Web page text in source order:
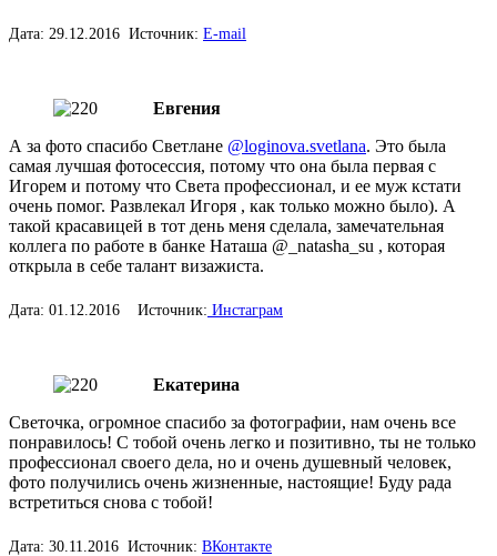
Дата: 29.12.2016 Источник: E-mail
Евгения
А за фото спасибо Светлане @loginova.svetlana. Это была
самая лучшая фотосессия, потому что она была первая с
Игорем и потому что Света профессионал, и ее муж кстати
очень помог. Развлекал Игоря , как только можно было). А
такой красавицей в тот день меня сделала, замечательная
коллега по работе в банке Наташа @_natasha_su , которая
открыла в себе талант визажиста.
Дата: 01.12.2016 Источник: Инстаграм
Екатерина
Светочка, огромное спасибо за фотографии, нам очень все
понравилось! С тобой очень легко и позитивно, ты не только
профессионал своего дела, но и очень душевный человек,
фото получились очень жизненные, настоящие! Буду рада
встретиться снова с тобой!
Дата: 30.11.2016 Источник: ВКонтакте